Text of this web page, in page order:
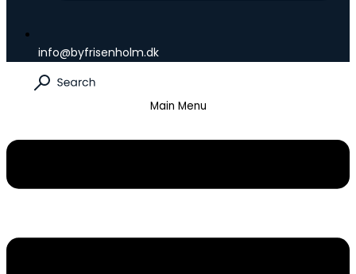
info@byfrisenholm.dk
Main Menu